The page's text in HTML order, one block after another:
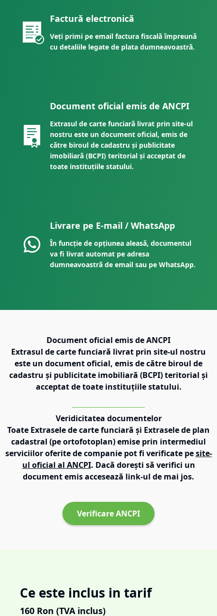
Factură electronică
Veți primi pe email factura fiscală împreună
cu detaliile legate de plata dumneavoastră.
Document oficial emis de ANCPI
Extrasul de carte funciară livrat prin site-ul
nostru este un document oficial, emis de
către biroul de cadastru și publicitate
imobiliară (BCPI) teritorial și acceptat de
toate instituțiile statului.
Livrare pe E-mail / WhatsApp
În funcție de opțiunea aleasă, documentul
va fi livrat automat pe adresa
dumneavoastră de email sau pe WhatsApp.
Document oficial emis de ANCPI
Extrasul de carte funciară livrat prin site-ul nostru
este un document oficial, emis de către biroul de
cadastru și publicitate imobiliară (BCPI) teritorial și
acceptat de toate instituțiile statului.
Veridicitatea documentelor
Toate Extrasele de carte funciară și Extrasele de plan
cadastral (pe ortofotoplan) emise prin intermediul
serviciilor oferite de companie pot fi verificate pe site-
ul oficial al ANCPI. Dacă dorești să verifici un
document emis accesează link-ul de mai jos.
Verificare ANCPI
Ce este inclus in tarif
160 Ron (TVA inclus)